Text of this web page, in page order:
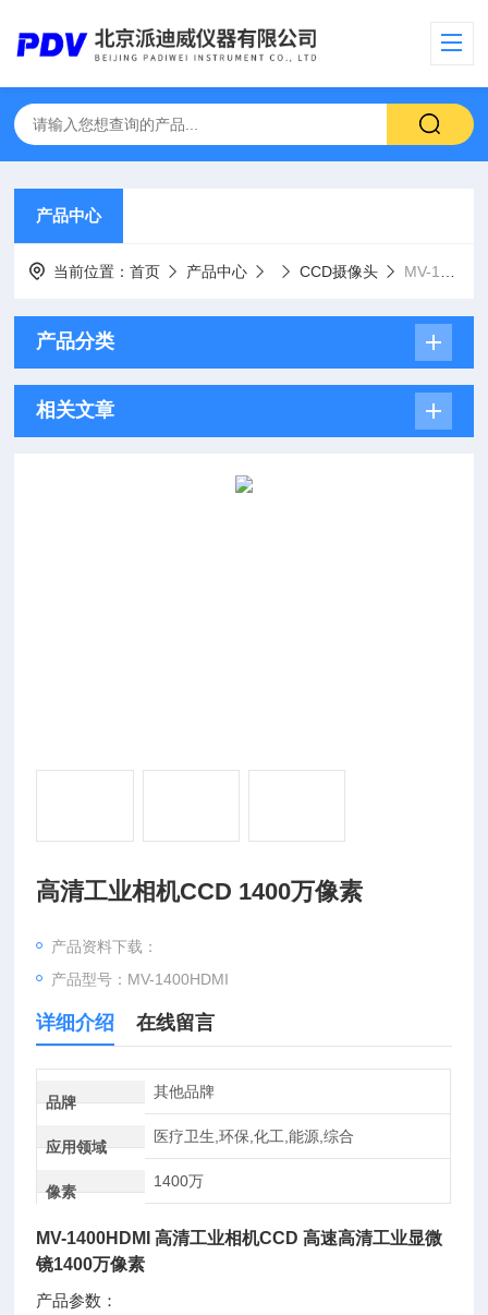
产品中心
当前位置：首页 产品中心 CCD摄像头 MV-1400HDMI高清工业相机CCD 1400万像素
产品分类
相关文章
高清工业相机CCD 1400万像素
产品资料下载：
产品型号：MV-1400HDMI
详细介绍 在线留言
品牌
其他品牌
应用领域
医疗卫生,环保,化工,能源,综合
像素
1400万
MV-1400HDMI 高清工业相机CCD 高速高清工业显微
镜1400万像素
产品参数：